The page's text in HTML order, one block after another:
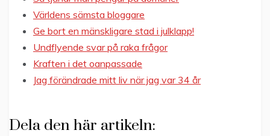
Världens sämsta bloggare
Ge bort en mänskligare stad i julklapp!
Undflyende svar på raka frågor
Kraften i det oanpassade
Jag förändrade mitt liv när jag var 34 år
Dela den här artikeln: